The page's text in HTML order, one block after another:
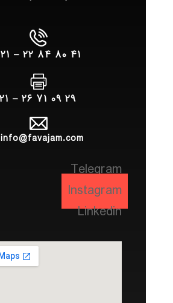
۴۱ ۸۰ ۸۴ ۲۲ – ۰۲۱
۲۹ ۰۹ ۷۱ ۲۶ – ۰۲۱
info@favajam.com
Telegram
Instagram
Linkedin